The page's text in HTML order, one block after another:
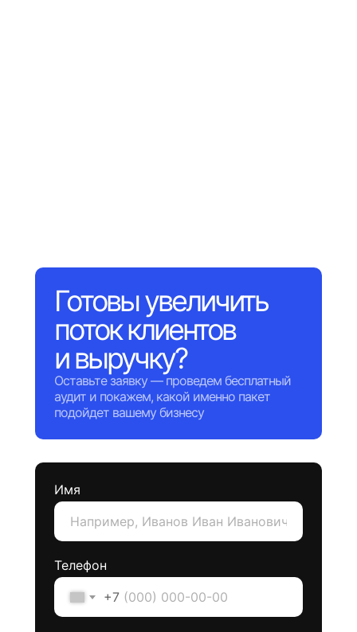
Имя
Телефон
+7
Готовы увеличить
поток клиентов
и выручку?
Оставьте заявку — проведем бесплатный
аудит и покажем, какой именно пакет
подойдет вашему бизнесу